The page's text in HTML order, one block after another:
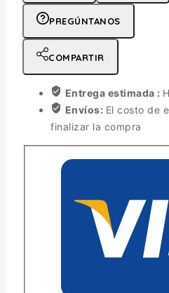
PREGÚNTANOS
COMPARTIR
Entrega estimada :
Envíos: El costo de
finalizar la compra